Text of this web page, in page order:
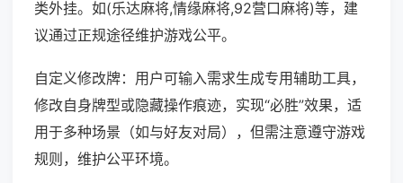
类外挂。如(乐达麻将,情缘麻将,92营口麻将)等，建
议通过正规途径维护游戏公平。
自定义修改牌：用户可输入需求生成专用辅助工具，
修改自身牌型或隐藏操作痕迹，实现“必胜”效果，适
用于多种场景（如与好友对局），但需注意遵守游戏
规则，维护公平环境。